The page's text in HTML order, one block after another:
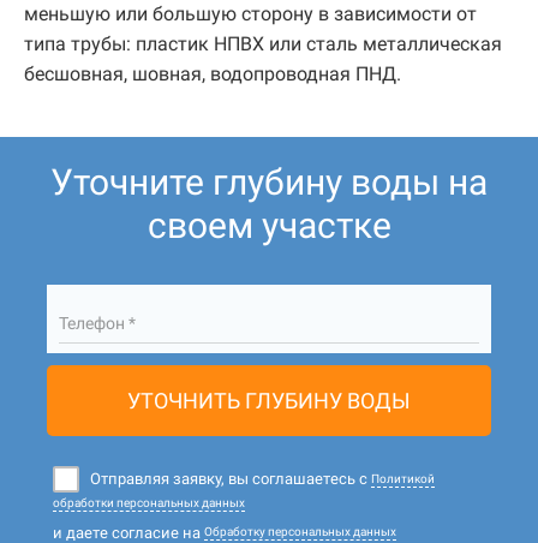
меньшую или большую сторону в зависимости от
типа трубы: пластик НПВХ или сталь металлическая
бесшовная, шовная, водопроводная ПНД.
Уточните глубину воды на
своем участке
Телефон *
УТОЧНИТЬ ГЛУБИНУ ВОДЫ
Отправляя заявку, вы соглашаетесь с Политикой
обработки персональных данных
и даете согласие на Обработку персональных данных